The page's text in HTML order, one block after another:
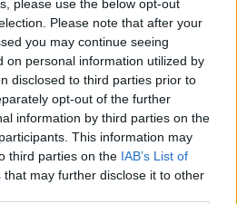
please use the below opt-out
Please note that after your
you may continue seeing
on personal information utilized by
disclosed to third parties prior to
opt-out of the further
information by third parties on the
This information may
third parties on the IAB’s List of
that may further disclose it to other